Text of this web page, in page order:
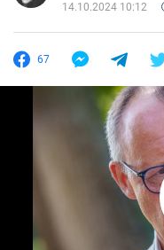
14.10.2024 10:12
67